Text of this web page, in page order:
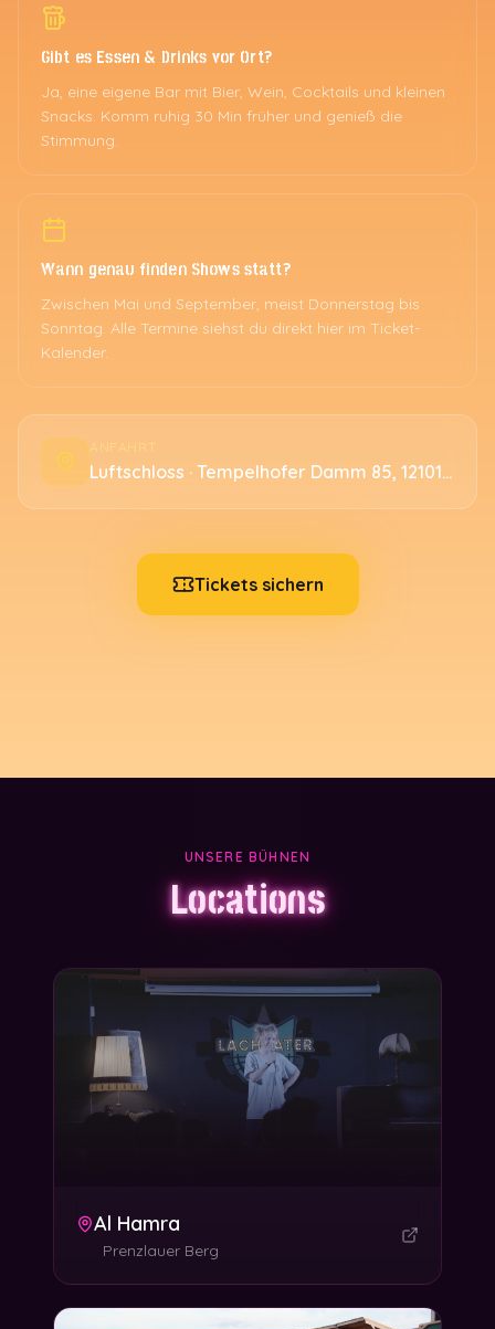
Gibt es Essen & Drinks vor Ort?
Ja, eine eigene Bar mit Bier, Wein, Cocktails und kleinen
Snacks. Komm ruhig 30 Min früher und genieß die
Stimmung.
Wann genau finden Shows statt?
Zwischen Mai und September, meist Donnerstag bis
Sonntag. Alle Termine siehst du direkt hier im Ticket-
Kalender.
ANFAHRT
Luftschloss · Tempelhofer Damm 85, 12101 Berlin
Tickets sichern
UNSERE BÜHNEN
Locations
Al Hamra
Prenzlauer Berg